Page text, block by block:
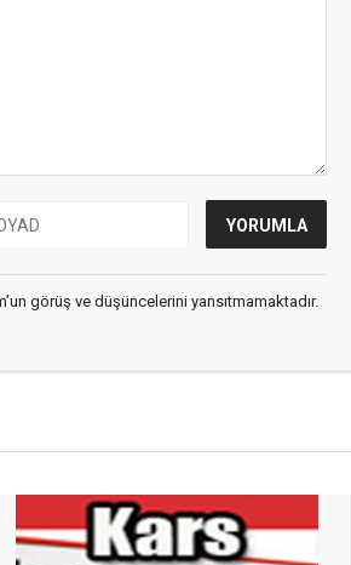
görüş ve düşüncelerini yansıtmamaktadır.